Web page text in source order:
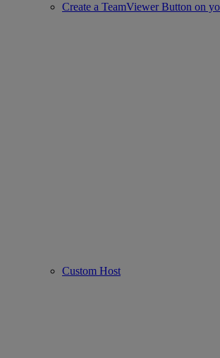
Create a TeamViewer Button on
Custom Host